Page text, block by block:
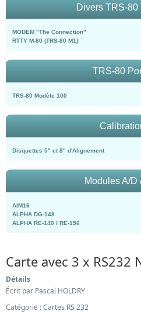
Divers TRS-80
MODEM "The Connection"
RTTY M-80 (TRS-80 M1)
TRS-80
TRS-80 Modèle 100
Disquettes 5" et 8" d'Alignement
Modules A/D
AIM16
ALPHA DG-148
ALPHA RE-140 / RE-156
Carte avec 3 x RS232
Détails
Écrit par Pascal HOLDRY
Catégorie :Cartes RS 232